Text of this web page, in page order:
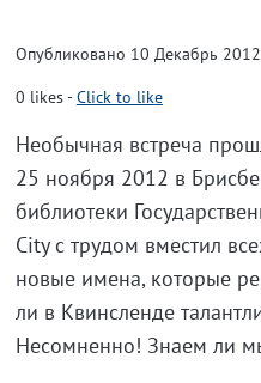
Опубликовано 10 Декабрь
0 likes-Click to like
Необычная встреча
25 ноября 2012 в
библиотеки
City с трудом вместил
новые имена, которые
ли в Квинсленде
Несомненно! Знаем ли